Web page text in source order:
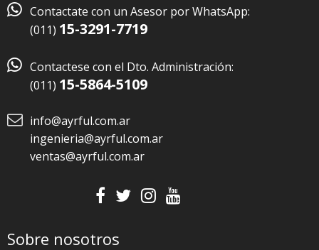
 Contactate con un Asesor por WhatsApp:
(011) 15-3291-7719
 Contactese con el Dto. Administración:
(011) 15-5864-5109
info@ayrful.com.ar
ingenieria@ayrful.com.ar
ventas@ayrful.com.ar
Sobre nosotros